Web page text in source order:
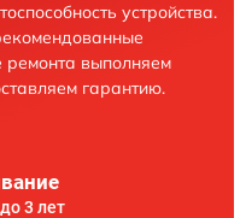
устройства.
ремонта выполняем
гарантию.
3 лет